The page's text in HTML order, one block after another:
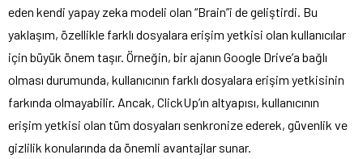
eden kendi yapay zeka modeli olan “Brain”i de geliştirdi. Bu
yaklaşım, özellikle farklı dosyalara erişim yetkisi olan kullanıcılar
için büyük önem taşır. Örneğin, bir ajanın Google Drive’a bağlı
olması durumunda, kullanıcının farklı dosyalara erişim yetkisinin
farkında olmayabilir. Ancak, ClickUp’ın altyapısı, kullanıcının
erişim yetkisi olan tüm dosyaları senkronize ederek, güvenlik ve
gizlilik konularında da önemli avantajlar sunar.